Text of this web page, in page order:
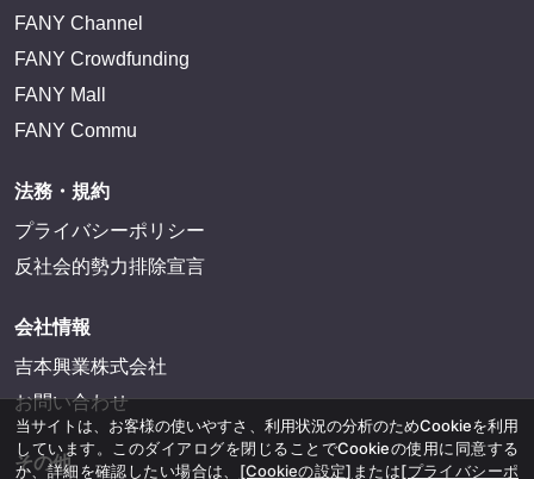
FANY Channel
FANY Crowdfunding
FANY Mall
FANY Commu
法務・規約
プライバシーポリシー
反社会的勢力排除宣言
会社情報
吉本興業株式会社
お問い合わせ
その他
当サイトは、お客様の使いやすさ、利用状況の分析のためCookieを利用
しています。このダイアログを閉じることでCookieの使用に同意する
か、詳細を確認したい場合は、 [Cookieの設定] または[プライバシーポ